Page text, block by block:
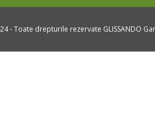
- Toate drepturile rezervate GLISSANDO